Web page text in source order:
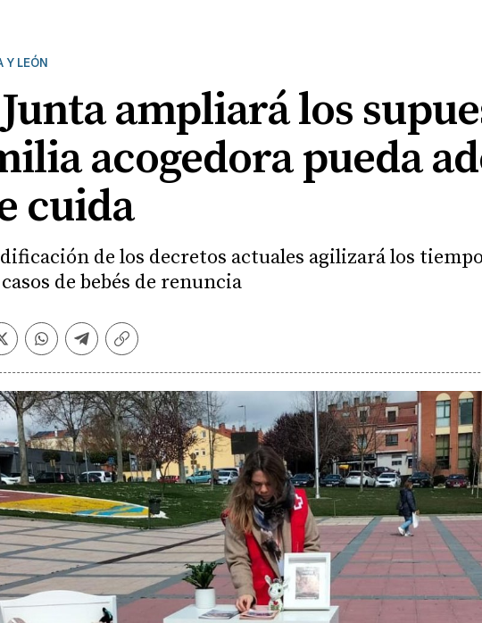
Y LEÓN
ampliará los
acogedora pueda
cuida
de los decretos actuales agilizará los
de bebés de renuncia
TwitterWhatsapp
Telegram
Copiar